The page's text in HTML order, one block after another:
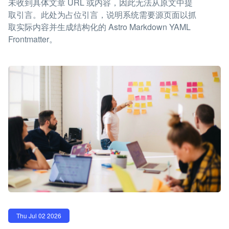
未收到具体文章 URL 或内容，因此无法从原文中提
取引言。此处为占位引言，说明系统需要源页面以抓
取实际内容并生成结构化的 Astro Markdown YAML
Frontmatter。
Thu Jul 02 2026